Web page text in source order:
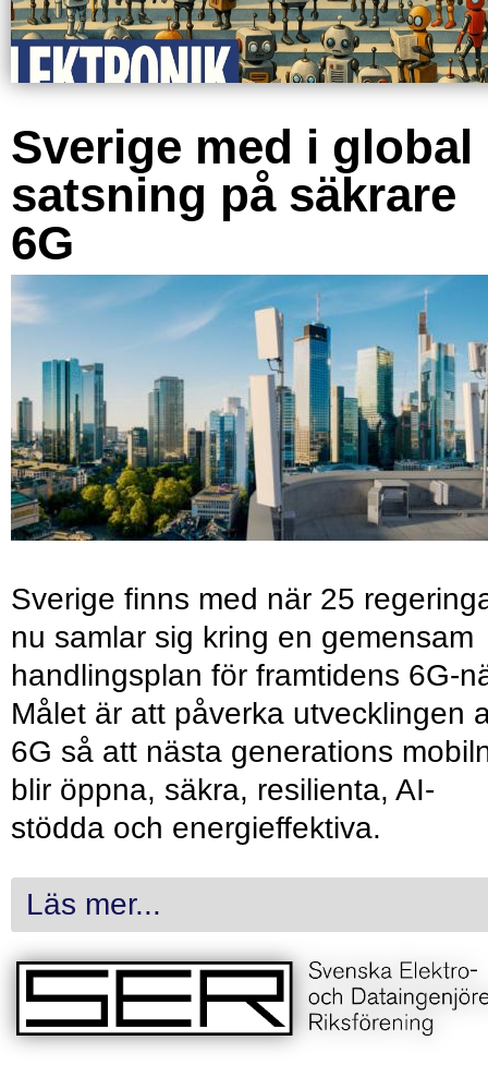
Sverige med i global
satsning på säkrare
6G
Sverige finns med när 25
nu samlar sig kring en gemensam
handlingsplan för framtidens 6G-
Målet är att påverka utvecklingen
6G så att nästa generations
blir öppna, säkra, resilienta, AI-
stödda och energieffektiva.
Läs mer...